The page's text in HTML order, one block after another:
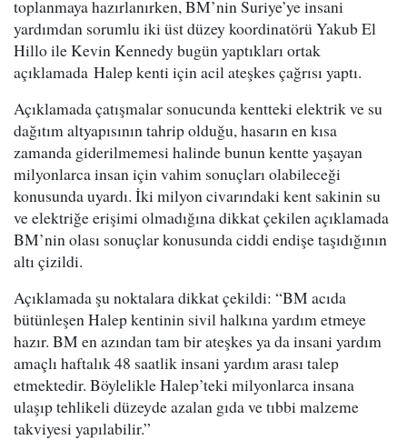
toplanmaya hazırlanırken, BM’nin Suriye’ye insani
yardımdan sorumlu iki üst düzey koordinatörü Yakub El
Hillo ile Kevin Kennedy bugün yaptıkları ortak
açıklamada Halep kenti için acil ateşkes çağrısı yaptı.
Açıklamada çatışmalar sonucunda kentteki elektrik ve su
dağıtım altyapısının tahrip olduğu, hasarın en kısa
zamanda giderilmemesi halinde bunun kentte yaşayan
milyonlarca insan için vahim sonuçları olabileceği
konusunda uyardı. İki milyon civarındaki kent sakinin su
ve elektriğe erişimi olmadığına dikkat çekilen açıklamada
BM’nin olası sonuçlar konusunda ciddi endişe taşıdığının
altı çizildi.
Açıklamada şu noktalara dikkat çekildi: “BM acıda
bütünleşen Halep kentinin sivil halkına yardım etmeye
hazır. BM en azından tam bir ateşkes ya da insani yardım
amaçlı haftalık 48 saatlik insani yardım arası talep
etmektedir. Böylelikle Halep’teki milyonlarca insana
ulaşıp tehlikeli düzeyde azalan gıda ve tıbbi malzeme
takviyesi yapılabilir.”